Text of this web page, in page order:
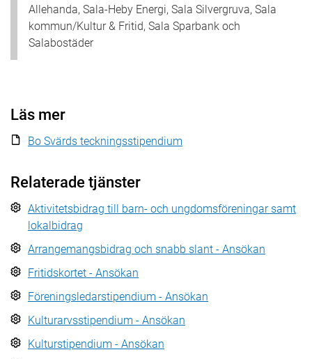
Allehanda, Sala-Heby Energi, Sala Silvergruva, Sala
kommun/Kultur & Fritid, Sala Sparbank och
Salabostäder
Läs mer
Bo Svärds teckningsstipendium
Relaterade tjänster
Aktivitetsbidrag till barn- och ungdomsföreningar samt
lokalbidrag
Arrangemangsbidrag och snabb slant - Ansökan
Fritidskortet - Ansökan
Föreningsledarstipendium - Ansökan
Kulturarvsstipendium - Ansökan
Kulturstipendium - Ansökan